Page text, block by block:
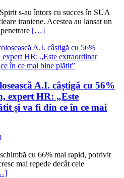
s-au întors cu succes în SUA
iraniene. Acestea au lansat un
[…]
A.I. câștigă cu 56%
expert HR: „Este
și va fi din ce în ce mai
cu 66% mai rapid, potrivit
mai repede decât cele